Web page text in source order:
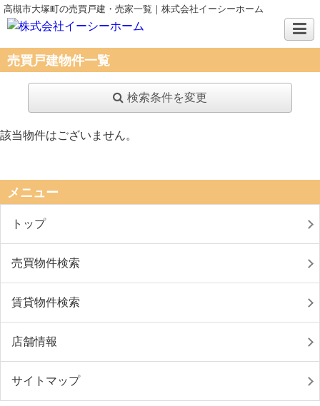
高槻市大塚町の売買戸建・売家一覧｜株式会社イーシーホーム
売買戸建物件一覧
検索条件を変更
該当物件はございません。
メニュー
トップ
売買物件検索
賃貸物件検索
店舗情報
サイトマップ